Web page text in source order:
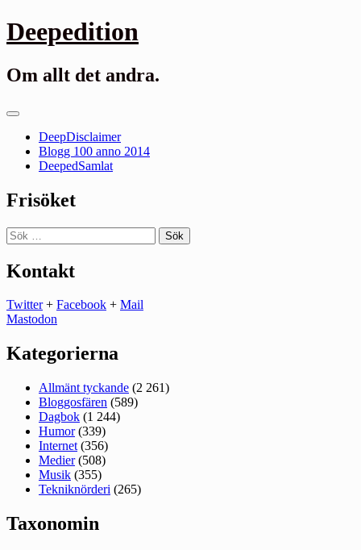
Gå
till
Deepedition
Om allt det andra.
Primär
DeepDisclaimer
Blogg 100 anno 2014
DeepedSamlat
Frisöket
Sök
efter:
Kontakt
Twitter+ Facebook + Mail
Mastodon
Kategorierna
Allmänt tyckande (2 261)
Bloggosfären (589)
Dagbok (1 244)
Humor(339)
Internet (356)
Medier(508)
Musik (355)
Tekniknörderi (265)
Taxonomin